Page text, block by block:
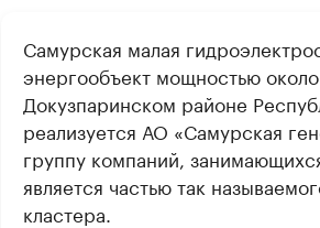
Самурская малая
энергообъект мощностью
Докузпаринском районе
реализуется АО «Самурская
группу компаний,
является частью так
кластера.